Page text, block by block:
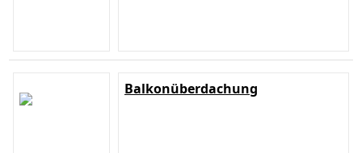
Balkonüberdachung